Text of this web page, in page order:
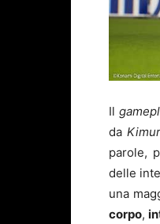
Il
da
parole,
delle
una
corpo,